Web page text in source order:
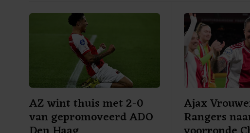
AZ wint thuis met 2-0
van gepromoveerd ADO
Ajax
Rangers